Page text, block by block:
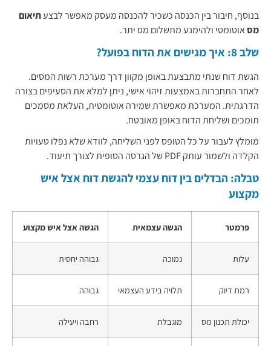
בנוסף, חיבור בין הכנסה כשכיר להכנסה מעסק מאפשר לבצעתיאום
מסאוטומטי ולהימנע מתשלום מס יתר.
שלב 8: איך מגישים את הדוח בפועל?
הגשת דוח שנתי מתבצעת באופן מקוון דרך מערכת רשות המסים.
לאחר התחברות באמצעות זיהוי אישי, ניתן למלא את הסעיפים בצורה
הדרגתית. המערכת מאפשרת שמירה אוטומטית, העלאת מסמכים
תומכים ושליחת הדוח באופן מאובטח.
מומלץ לעבור על כל הטופס לפני השליחה, לוודא שלא נפלו טעויות
הקלדה ולשמור עותק PDF של הגרסה הסופית לצורך תיעוד.
טבלה: הבדלים בין דוח עצמי להגשת דוח אצל איש
מקצוע
פרמטר הגשה עצמאית הגשה אצל איש מקצוע
עלות נמוכה גבוהה יחסית
רמת דיוק תלויה בידע העצמאי גבוהה
יכולת תכנון מס מוגבלת רחבה ויעילה